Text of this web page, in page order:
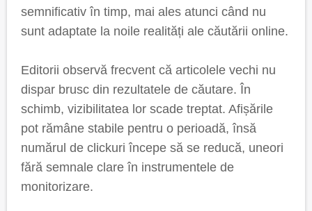
semnificativ în timp, mai ales atunci când nu
sunt adaptate la noile realități ale căutării online.
Editorii observă frecvent că articolele vechi nu
dispar brusc din rezultatele de căutare. În
schimb, vizibilitatea lor scade treptat. Afișările
pot rămâne stabile pentru o perioadă, însă
numărul de clickuri începe să se reducă, uneori
fără semnale clare în instrumentele de
monitorizare.